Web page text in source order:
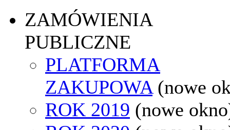
ZAMÓWIENIA
PUBLICZNE
PLATFORMA
ZAKUPOWA (nowe
ROK 2019 (nowe